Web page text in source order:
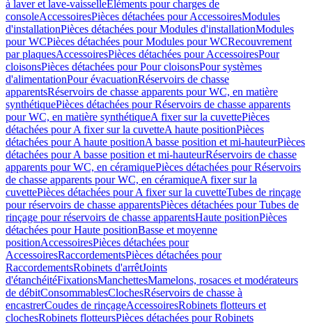
à laver et lave-vaisselleEléments pour charges de
consoleAccessoiresPièces détachées pour AccessoiresModules
d'installationPièces détachées pour Modules d'installationModules
pour WCPièces détachées pour Modules pour WCRecouvrement
par plaquesAccessoiresPièces détachées pour AccessoiresPour
cloisonsPièces détachées pour Pour cloisonsPour systèmes
d'alimentationPour évacuationRéservoirs de chasse
apparentsRéservoirs de chasse apparents pour WC, en matière
synthétiquePièces détachées pour Réservoirs de chasse apparents
pour WC, en matière synthétiqueA fixer sur la cuvettePièces
détachées pour A fixer sur la cuvetteA haute positionPièces
détachées pour A haute positionA basse position et mi-hauteurPièces
détachées pour A basse position et mi-hauteurRéservoirs de chasse
apparents pour WC, en céramiquePièces détachées pour Réservoirs
de chasse apparents pour WC, en céramiqueA fixer sur la
cuvettePièces détachées pour A fixer sur la cuvetteTubes de rinçage
pour réservoirs de chasse apparentsPièces détachées pour Tubes de
rinçage pour réservoirs de chasse apparentsHaute positionPièces
détachées pour Haute positionBasse et moyenne
positionAccessoiresPièces détachées pour
AccessoiresRaccordementsPièces détachées pour
RaccordementsRobinets d'arrêtJoints
d'étanchéitéFixationsManchettesMamelons, rosaces et modérateurs
de débitConsommablesClochesRéservoirs de chasse à
encastrerCoudes de rinçageAccessoiresRobinets flotteurs et
clochesRobinets flotteursPièces détachées pour Robinets